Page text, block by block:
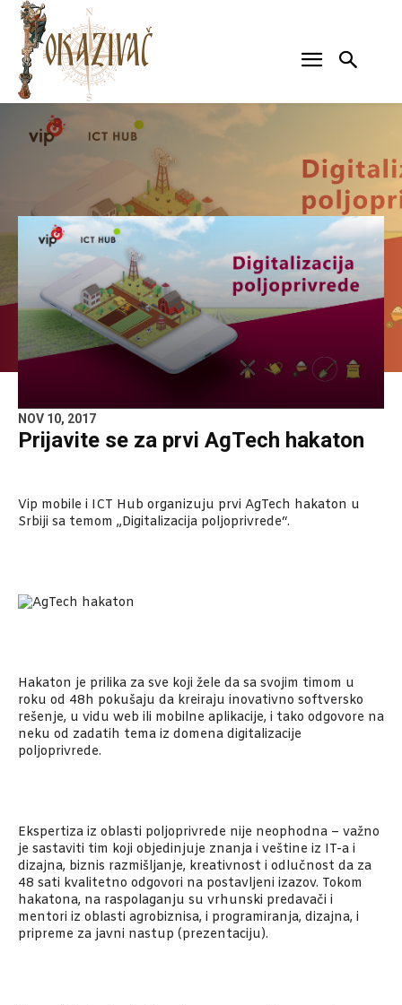
NOV 10, 2017
Prijavite se za prvi AgTech hakaton
Vip mobile i ICT Hub organizuju prvi AgTech hakaton u
Srbiji sa temom „Digitalizacija poljoprivrede“.
Hakaton je prilika za sve koji žele da sa svojim timom u
roku od 48h pokušaju da kreiraju inovativno softversko
rešenje, u vidu web ili mobilne aplikacije, i tako odgovore na
neku od zadatih tema iz domena digitalizacije
poljoprivrede.
Ekspertiza iz oblasti poljoprivrede nije neophodna – važno
je sastaviti tim koji objedinjuje znanja i veštine iz IT-a i
dizajna, biznis razmišljanje, kreativnost i odlučnost da za
48 sati kvalitetno odgovori na postavljeni izazov. Tokom
hakatona, na raspolaganju su vrhunski predavači i
mentori iz oblasti agrobiznisa, i programiranja, dizajna, i
pripreme za javni nastup (prezentaciju).